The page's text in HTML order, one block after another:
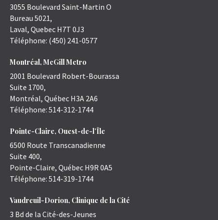
3055 Boulevard Saint-Martin O
Bureau 5021,
Laval, Quebec H7T 0J3
Téléphone: (450) 241-0577
Montréal, McGill Metro
2001 Boulevard Robert-Bourassa
Suite 1700,
Montréal, Québec H3A 2A6
Téléphone: 514-312-1744
Pointe-Claire, Ouest-de-l’Île
6500 Route Transcanadienne
Suite 400,
Pointe-Claire, Québec H9R 0A5
Téléphone: 514-319-1744
Vaudreuil-Dorion, Clinique de la Cité
3 Bd de la Cité-des-Jeunes